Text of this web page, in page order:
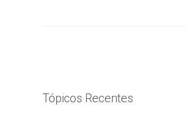
Tópicos Recentes